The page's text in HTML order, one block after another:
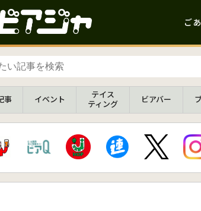
ご
事 イベント
テイス
ティング
ビアバー